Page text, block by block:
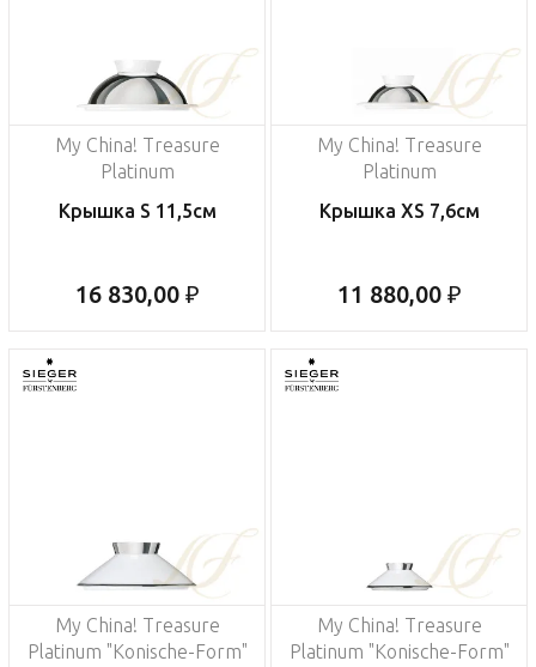
My China! Treasure
Platinum
Крышка S 11,5см
16 830,00 ₽
My China! Treasure
Platinum
Крышка XS 7,6см
11 880,00 ₽
My China! Treasure
Platinum "Konische-Form"
My China! Treasure
Platinum "Konische-Form"